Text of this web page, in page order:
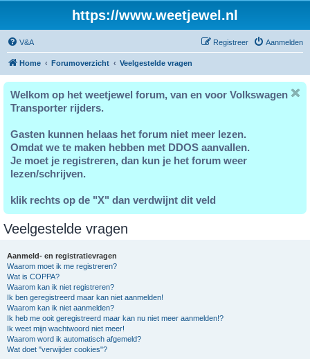
https://www.weetjewel.nl
V&A Aanmelden
Registreer
Home Forumoverzicht Veelgestelde vragen
Welkom op het weetjewel forum, van en voor Volkswagen
Transporter rijders.
Gasten kunnen helaas het forum niet meer lezen.
Omdat we te maken hebben met DDOS aanvallen.
Je moet je registreren, dan kun je het forum weer
lezen/schrijven.
klik rechts op de "X" dan verdwijnt dit veld
Veelgestelde vragen
Aanmeld- en registratievragen
Waarom moet ik me registreren?
Wat is COPPA?
Waarom kan ik niet registreren?
Ik ben geregistreerd maar kan niet aanmelden!
Waarom kan ik niet aanmelden?
Ik heb me ooit geregistreerd maar kan nu niet meer aanmelden!?
Ik weet mijn wachtwoord niet meer!
Waarom word ik automatisch afgemeld?
Wat doet "verwijder cookies"?